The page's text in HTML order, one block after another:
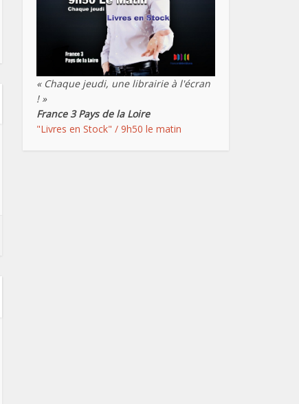
« Chaque jeudi, une librairie à l'écran
! »
France 3 Pays de la Loire
"Livres en Stock" / 9h50 le matin